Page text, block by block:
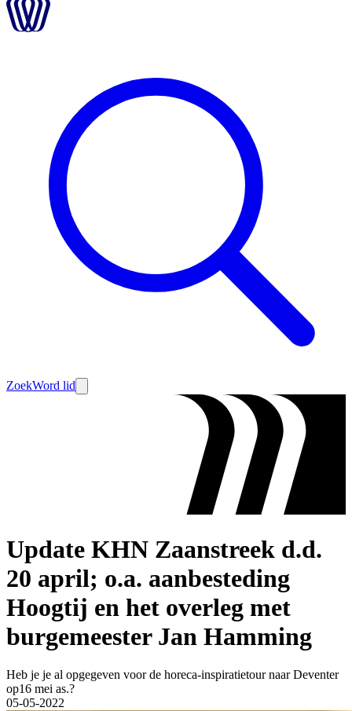
ZoekWord lid
Update KHN Zaanstreek d.d.
20 april; o.a. aanbesteding
Hoogtij en het overleg met
burgemeester Jan Hamming
Heb je je al opgegeven voor de horeca-inspiratietour naar Deventer
op16 mei as.?
05-05-2022